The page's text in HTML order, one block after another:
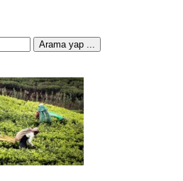
Arama yap ...